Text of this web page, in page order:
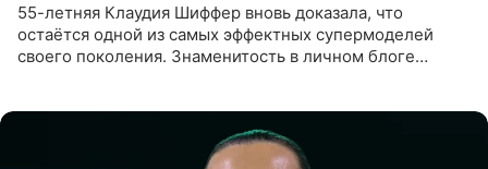
55-летняя Клаудия Шиффер вновь доказала, что
остаётся одной из самых эффектных супермоделей
своего поколения. Знаменитость в личном блоге